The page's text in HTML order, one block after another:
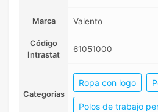
Marca Valento
Código
Intrastat
61051000
Categorias
Ropa con logo
Polos de trabajo